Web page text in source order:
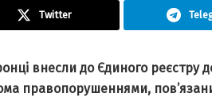
Twitter
внесли до Єдиного реєстру
правопорушеннями,